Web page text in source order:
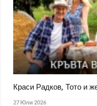
Краси Радков, Тото и
27 Юли 2026